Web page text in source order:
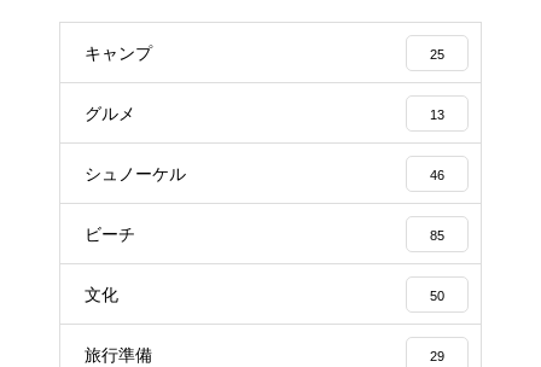
キャンプ 25
グルメ 13
シュノーケル 46
ビーチ 85
文化 50
旅行準備 29